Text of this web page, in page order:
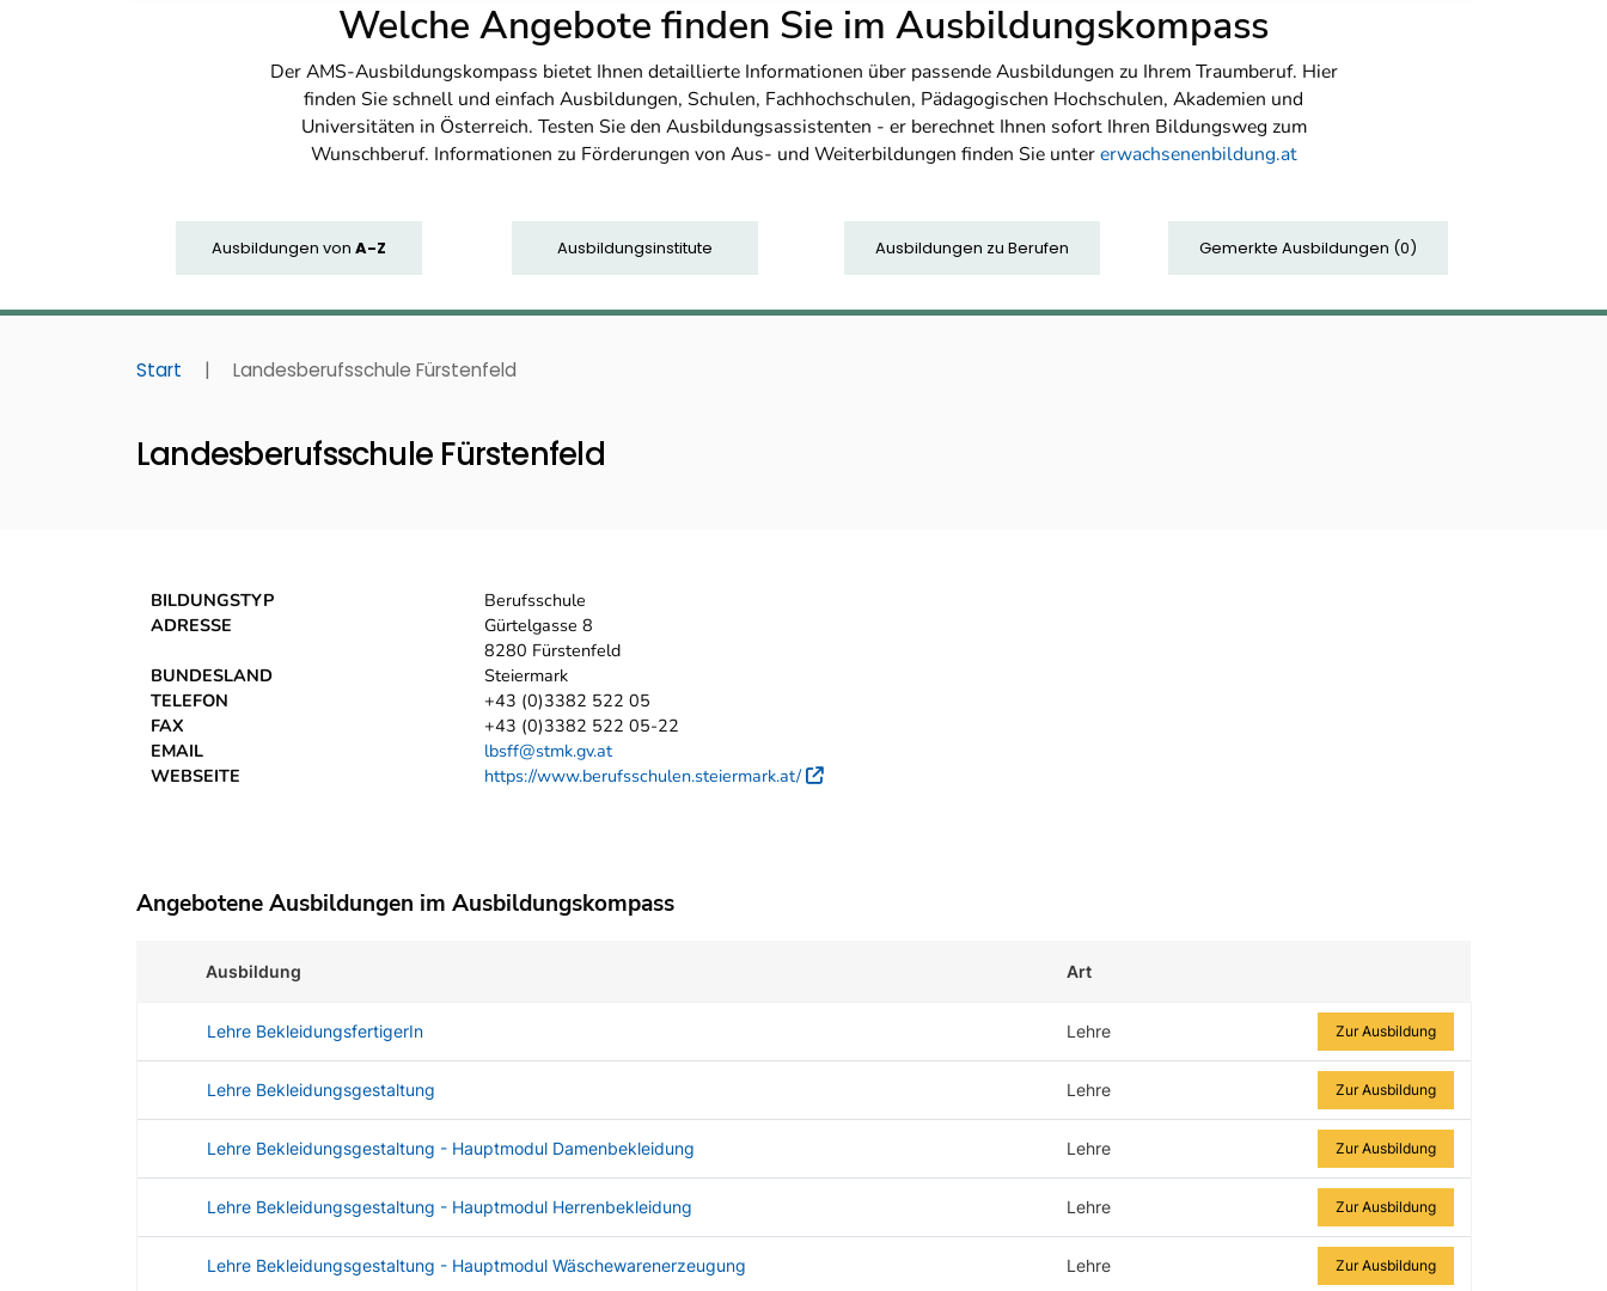
Welche Angebote finden Sie im Ausbildungskompass
Der AMS-Ausbildungskompass bietet Ihnen detaillierte Informationen über passende Ausbildungen zu Ihrem Traumberuf. Hier
finden Sie schnell und einfach Ausbildungen, Schulen, Fachhochschulen, Pädagogischen Hochschulen, Akademien und
Universitäten in Österreich. Testen Sie den Ausbildungsassistenten - er berechnet Ihnen sofort Ihren Bildungsweg zum
Wunschberuf. Informationen zu Förderungen von Aus- und Weiterbildungen finden Sie untererwachsenenbildung.at
Ausbildungen von A-Z Ausbildungsinstitute Ausbildungen zu Berufen Gemerkte Ausbildungen (0)
Start | Landesberufsschule Fürstenfeld
Landesberufsschule Fürstenfeld
BILDUNGSTYP
Berufsschule
ADRESSE
Gürtelgasse 8
8280 Fürstenfeld
BUNDESLAND
Steiermark
TELEFON
+43 (0)3382 522 05
FAX
+43 (0)3382 522 05-22
EMAIL
lbsff@stmk.gv.at
WEBSEITE
https://www.berufsschulen.steiermark.at/ Externer Link
Angebotene Ausbildungen im Ausbildungskompass
Ausbildung Art
Lehre BekleidungsfertigerIn Lehre Zur Ausbildung
Lehre Bekleidungsgestaltung Lehre Zur Ausbildung
Lehre Bekleidungsgestaltung - Hauptmodul Damenbekleidung Lehre Zur Ausbildung
Lehre Bekleidungsgestaltung - Hauptmodul Herrenbekleidung Lehre Zur Ausbildung
Lehre Bekleidungsgestaltung - Hauptmodul Wäschewarenerzeugung Lehre Zur Ausbildung